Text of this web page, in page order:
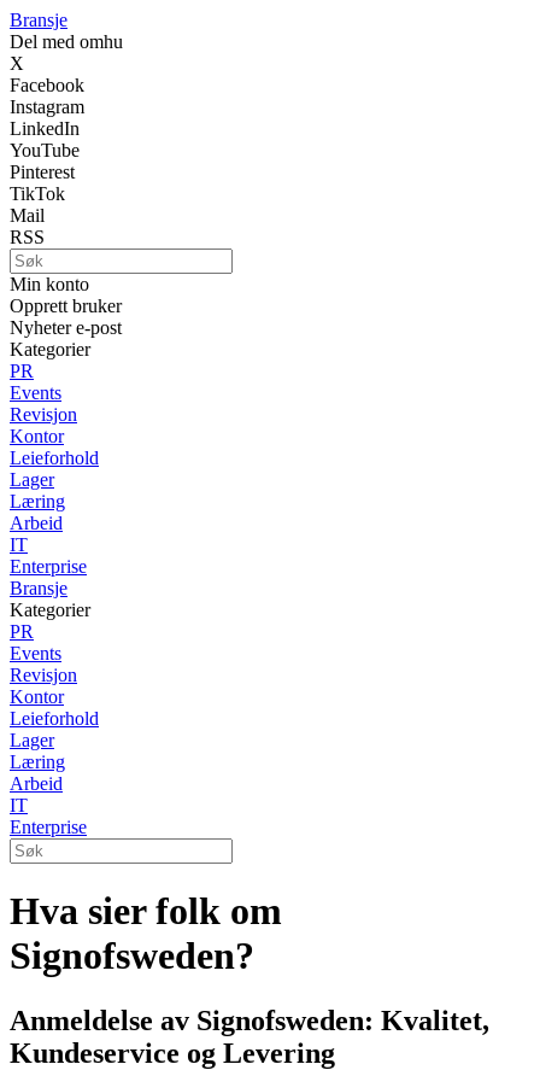
Bransje
Del med omhu
X
Facebook
Instagram
LinkedIn
YouTube
Pinterest
TikTok
Mail
RSS
Min konto
Opprett bruker
Nyheter e-post
Kategorier
PR
Events
Revisjon
Kontor
Leieforhold
Lager
Læring
Arbeid
IT
Enterprise
Bransje
Kategorier
PR
Events
Revisjon
Kontor
Leieforhold
Lager
Læring
Arbeid
IT
Enterprise
Hva sier folk om
Signofsweden?
Anmeldelse av Signofsweden: Kvalitet,
Kundeservice og Levering